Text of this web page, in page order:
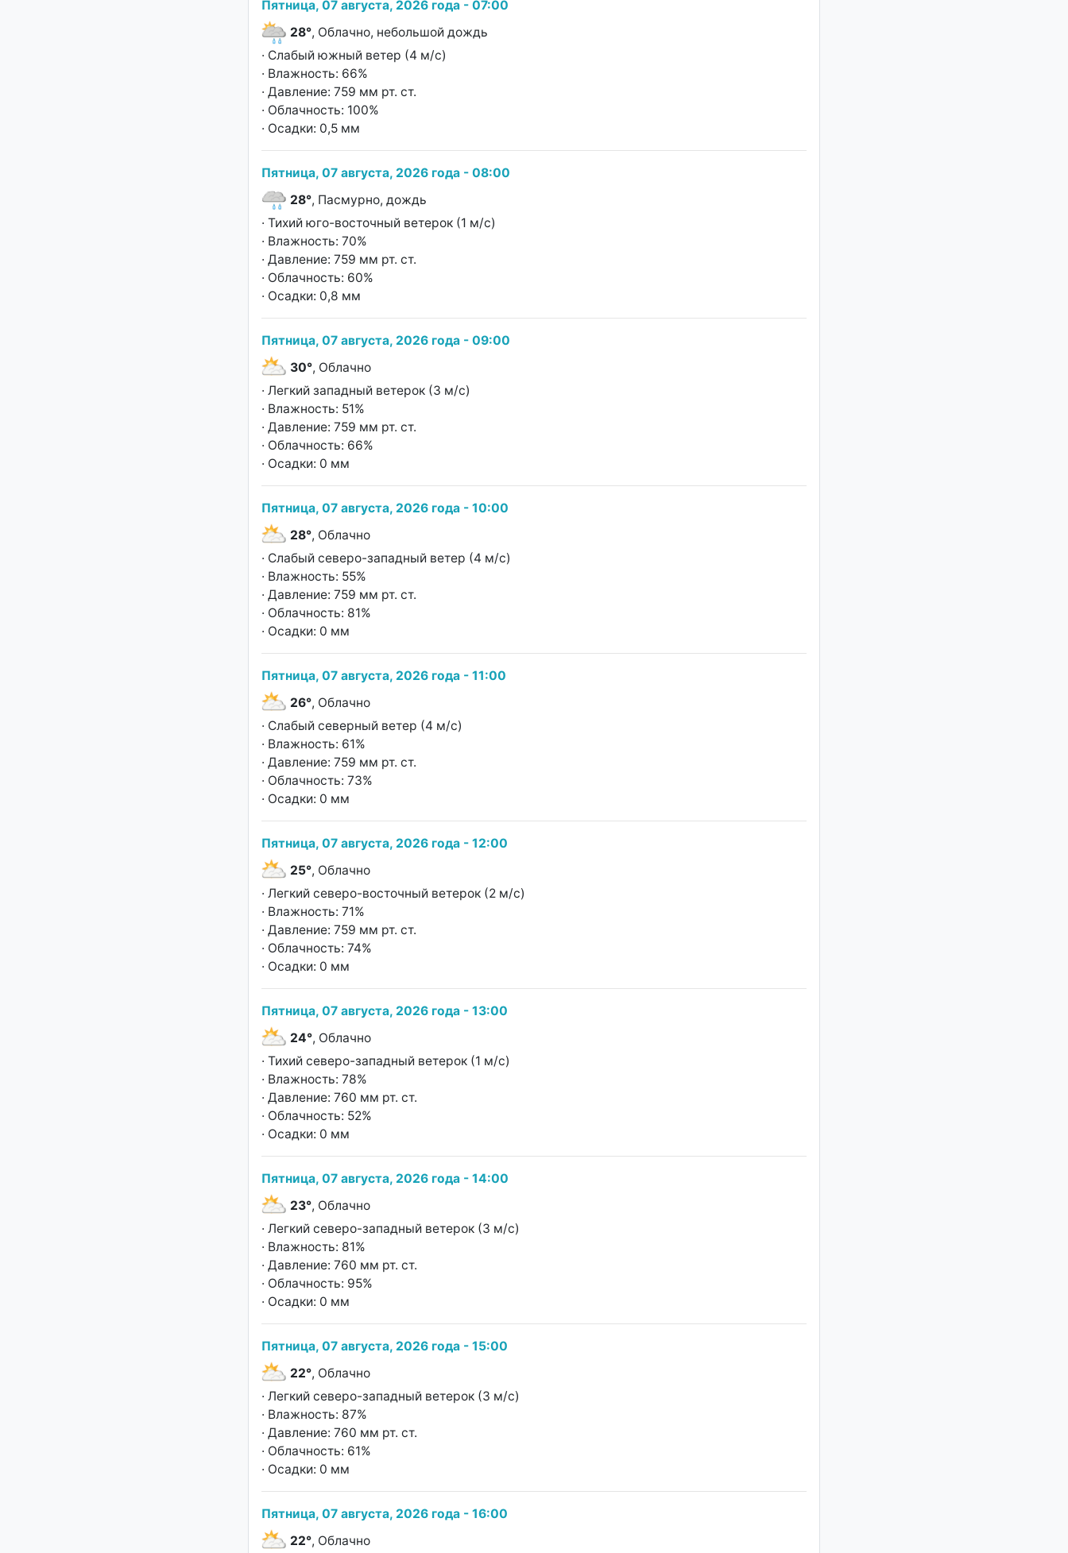
Пятница, 07 августа, 2026 года - 07:00
28°, Облачно, небольшой дождь
· Слабый южный ветер (4 м/с)
· Влажность: 66%
· Давление: 759 мм рт. ст.
· Облачность: 100%
· Осадки: 0,5 мм
Пятница, 07 августа, 2026 года - 08:00
28°, Пасмурно, дождь
· Тихий юго-восточный ветерок (1 м/с)
· Влажность: 70%
· Давление: 759 мм рт. ст.
· Облачность: 60%
· Осадки: 0,8 мм
Пятница, 07 августа, 2026 года - 09:00
30°, Облачно
· Легкий западный ветерок (3 м/с)
· Влажность: 51%
· Давление: 759 мм рт. ст.
· Облачность: 66%
· Осадки: 0 мм
Пятница, 07 августа, 2026 года - 10:00
28°, Облачно
· Слабый северо-западный ветер (4 м/с)
· Влажность: 55%
· Давление: 759 мм рт. ст.
· Облачность: 81%
· Осадки: 0 мм
Пятница, 07 августа, 2026 года - 11:00
26°, Облачно
· Слабый северный ветер (4 м/с)
· Влажность: 61%
· Давление: 759 мм рт. ст.
· Облачность: 73%
· Осадки: 0 мм
Пятница, 07 августа, 2026 года - 12:00
25°, Облачно
· Легкий северо-восточный ветерок (2 м/с)
· Влажность: 71%
· Давление: 759 мм рт. ст.
· Облачность: 74%
· Осадки: 0 мм
Пятница, 07 августа, 2026 года - 13:00
24°, Облачно
· Тихий северо-западный ветерок (1 м/с)
· Влажность: 78%
· Давление: 760 мм рт. ст.
· Облачность: 52%
· Осадки: 0 мм
Пятница, 07 августа, 2026 года - 14:00
23°, Облачно
· Легкий северо-западный ветерок (3 м/с)
· Влажность: 81%
· Давление: 760 мм рт. ст.
· Облачность: 95%
· Осадки: 0 мм
Пятница, 07 августа, 2026 года - 15:00
22°, Облачно
· Легкий северо-западный ветерок (3 м/с)
· Влажность: 87%
· Давление: 760 мм рт. ст.
· Облачность: 61%
· Осадки: 0 мм
Пятница, 07 августа, 2026 года - 16:00
22°, Облачно